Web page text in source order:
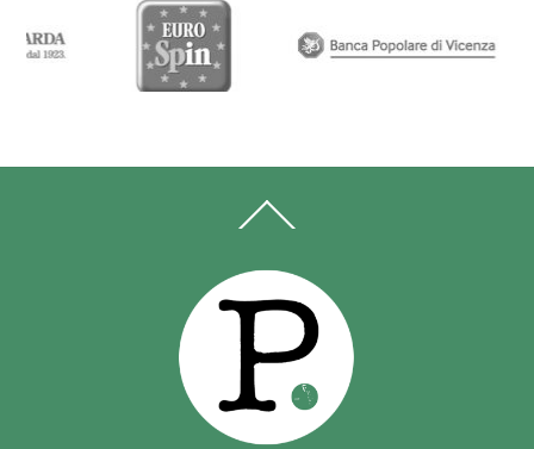
BACK
TOP